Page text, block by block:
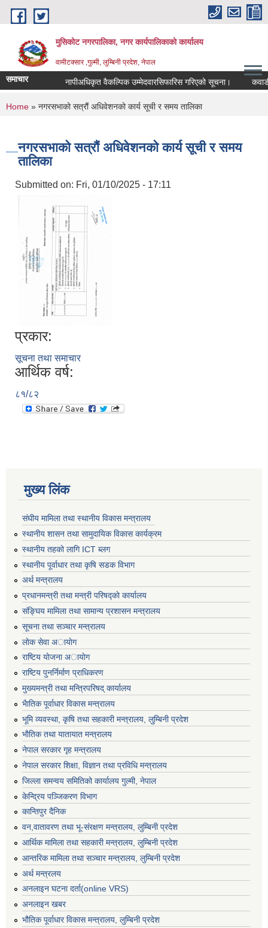
Skip to main content
मुसिकोट नगरपालिका, नगर कार्यपालिकाकाे कार्यालय
वामीटक्सार ,गुल्मी, लुम्बिनी प्रदेश, नेपाल
समाचार नापीअधिकृत वैकल्पिक उम्मेदवारसिफारिस गरिएको सूचना। कवाडी
You are here
Home » नगरसभाको सत्रौं अधिवेशनको कार्य सूची र समय तालिका
नगरसभाको सत्रौं अधिवेशनको कार्य सूची र समय
तालिका
Submitted on: Fri, 01/10/2025 - 17:11
प्रकार:
सूचना तथा समाचार
आर्थिक वर्ष:
८१/८२
मुख्य लिंक
संघीय मामिला तथा स्थानीय विकास मन्त्रालय
स्थानीय शासन तथा सामुदायिक विकास कार्यक्रम
स्थानीय तहको लागि ICT ब्लग
स्थानीय पूर्वाधार तथा कृषि सडक विभाग
अर्थ मन्त्रालय
प्रधानमन्त्री तथा मन्त्री परिषद्काे कार्यालय
संङ्घिय मामिला तथा सामान्य प्रशासन मन्त्रालय
सूचना तथा सञ्चार मन्त्रालय
लाेक सेवा अायाेग
राष्टिय याेजना अायाेग
राष्टिय पुनर्निर्माण प्राधिकरण
मुख्यमन्त्री तथा मन्त्रिपरिषद् कार्यालय
भैातिक पूर्वाधार विकास मन्त्रालय
भूमि व्यवस्था, कृषि तथा सहकारी मन्त्रालय, लु्म्बिनी प्रदेश
भाैतिक तथा यातायात मन्त्रालय
नेपाल सरकार गृह मन्त्रालय
नेपाल सरकार शिक्षा, विज्ञान तथा प्रविधि मन्त्रालय
जिल्ला समन्वय समितिको कार्यालय गुल्मी, नेपाल
केन्द्रिय पञ्जिकरण विभाग
कान्तिपुर दैनिक
वन,वातावरण तथा भू-संरक्षण मन्त्रालय, लुम्बिनी प्रदेश
आर्थिक मामिला तथा सहकारी मन्त्रालय, लुम्बिनी प्रदेश
आन्तरिक मामिला तथा सञ्चार मन्त्रालय, लुम्बिनी प्रदेश
अर्थ मन्त्रलय
अनलाइन घटना दर्ता(online VRS)
अनलाइन खबर
भौतिक पूर्वाधार विकास मन्त्रालय, लुम्बिनी प्रदेश